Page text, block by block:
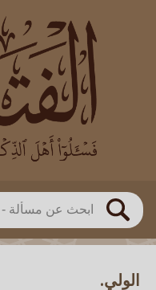
بحث
العالم
بن باز
بن
اللجنة الدائمة
الولي.